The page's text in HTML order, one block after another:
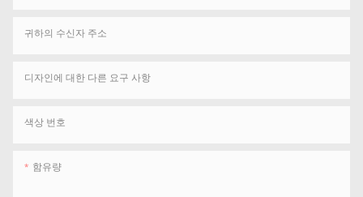
귀하의 수신자 주소
디자인에 대한 다른 요구 사항
색상 번호
함유량